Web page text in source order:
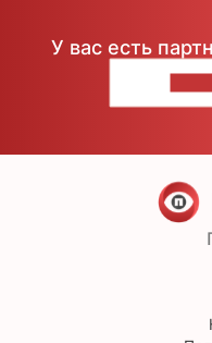
У вас есть